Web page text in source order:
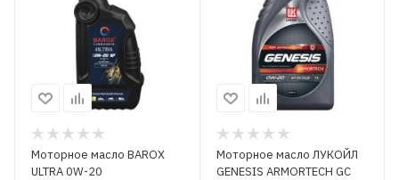
Моторное масло BAROX
ULTRA 0W-20
Моторное масло ЛУКОЙЛ
GENESIS ARMORTECH GC